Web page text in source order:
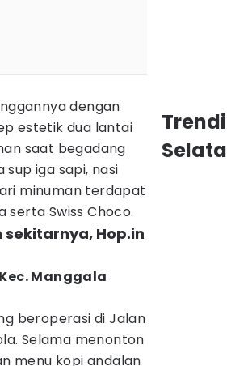
dengan
estetik dua lantai
saat begadang
iga sapi, nasi
minuman terdapat
serta Swiss Choco.
Hop.in
Manggala
beroperasi di Jalan
Selama menonton
menu kopi andalan